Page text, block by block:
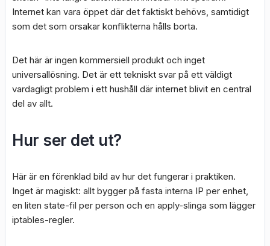
Internet kan vara öppet där det faktiskt behövs, samtidigt
som det som orsakar konflikterna hålls borta.
Det här är ingen kommersiell produkt och inget
universallösning. Det är ett tekniskt svar på ett väldigt
vardagligt problem i ett hushåll där internet blivit en central
del av allt.
Hur ser det ut?
Här är en förenklad bild av hur det fungerar i praktiken.
Inget är magiskt: allt bygger på fasta interna IP per enhet,
en liten state-fil per person och en apply-slinga som lägger
iptables-regler.